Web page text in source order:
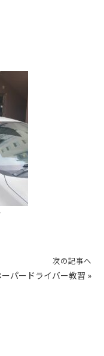
次の記事へ
ーパードライバー教習 »